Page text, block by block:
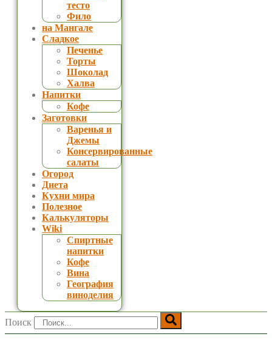
тесто
Фило
на Мангале
Сладкое
Печенье
Торты
Шоколад
Халва
Напитки
Кофе
Заготовки
Варенья и
Джемы
Консервированные
салаты
Огород
Диета
Кухни мира
Полезное
Калькуляторы
Wiki
Спиртные
напитки
Кофе
Вина
География
виноделия
Поиск